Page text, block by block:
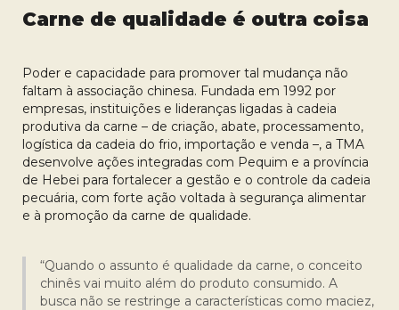
Carne de qualidade é outra coisa
Poder e capacidade para promover tal mudança não
faltam à associação chinesa. Fundada em 1992 por
empresas, instituições e lideranças ligadas à cadeia
produtiva da carne – de criação, abate, processamento,
logística da cadeia do frio, importação e venda –, a TMA
desenvolve ações integradas com Pequim e a província
de Hebei para fortalecer a gestão e o controle da cadeia
pecuária, com forte ação voltada à segurança alimentar
e à promoção da carne de qualidade.
“Quando o assunto é qualidade da carne, o conceito
chinês vai muito além do produto consumido. A
busca não se restringe a características como maciez,